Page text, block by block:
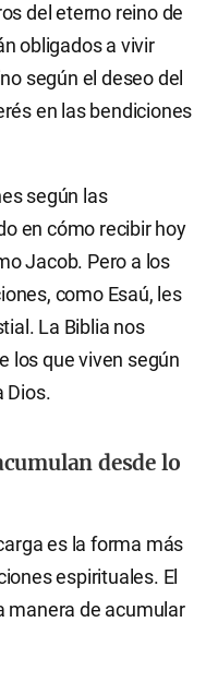
del eterno reino de
obligados a vivir
según el deseo del
en las bendiciones
según las
en cómo recibir hoy
Jacob. Pero a los
como Esaú, les
La Biblia nos
los que viven según
Dios.
desde lo
es la forma más
espirituales. El
manera de acumular